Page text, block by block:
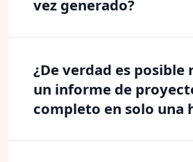
vez generado?
¿De verdad es posible
un informe de
completo en solo una